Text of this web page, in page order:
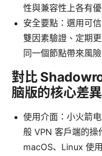
性與兼容性上各有優
安全要點：選用可
雙因素驗證、定期
同一個節點帶來風險
對比
脑版的核心差異
使用介面：小火箭
般 VPN 客戶端的操
macOS、Linux 使